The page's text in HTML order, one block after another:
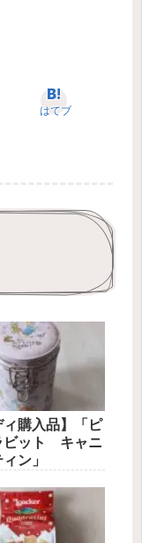
はてブ
ィ購入品】「ピ
ビット キャニ
ン」